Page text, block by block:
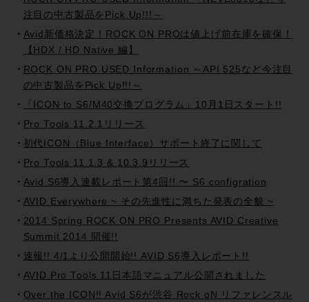
注目の中古製品をPick Up!!!～
Avid新価格決定！ROCK ON PROは値上げ前在庫を確保！
【HDX / HD Native 編】
ROCK ON PRO USED Information ～API 525など今注目
の中古製品をPick Up!!!～
「ICON to S6/M40交換プログラム」10月1日スタート!!
Pro Tools 11.2.1リリース
初代ICON（Blue Interface）サポート終了に関して
Pro Tools 11.1.3 & 10.3.9リリース
Avid S6導入連載レポート第4回!! 〜 S6 configration
AVID Everywhere ~ その先進性に満ちた発表の全貌 ~
2014 Spring ROCK ON PRO Presents AVID Creative
Summit 2014 開催!!
速報!! 4/1より公開開始!! AVID S6導入レポート!!
AVID Pro Tools 11日本語マニュアル公開されました
Over the ICON!! Avid S6が渋谷 Rock oN リファレンスル